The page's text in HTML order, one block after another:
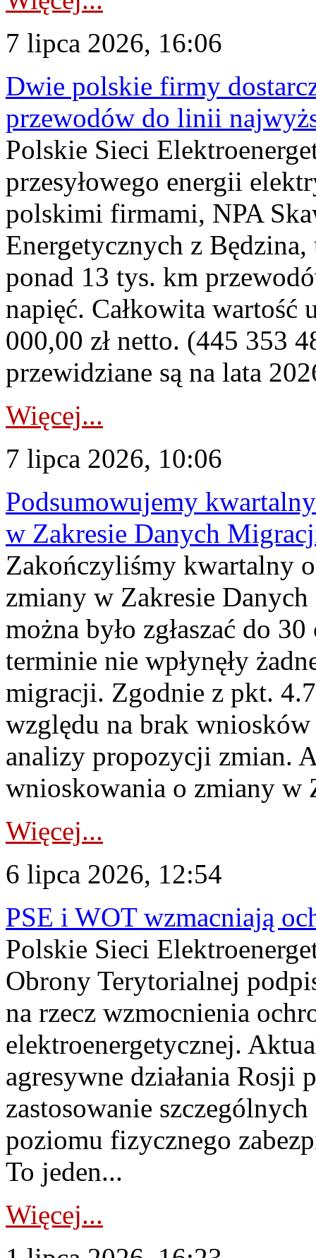
7 lipca 2026, 16:06
Dwie polskie firmy
przewodów do linii
Polskie Sieci
przesyłowego energii
polskimi firmami, NPA
Energetycznych z
ponad 13 tys. km
napięć. Całkowita
000,00 zł netto. (445 353
przewidziane są na lata
Więcej...
7 lipca 2026, 10:06
Podsumowujemy
w Zakresie Danych
Zakończyliśmy kwartalny
zmiany w Zakresie
można było zgłaszać do
terminie nie wpłynęły
migracji. Zgodnie z pkt.
względu na brak
analizy propozycji zmian.
wnioskowania o zmiany w
Więcej...
6 lipca 2026, 12:54
PSE i WOT wzmacniają
Polskie Sieci
Obrony Terytorialnej
na rzecz wzmocnienia
elektroenergetycznej.
agresywne działania Rosji
zastosowanie
poziomu fizycznego
To jeden...
Więcej...